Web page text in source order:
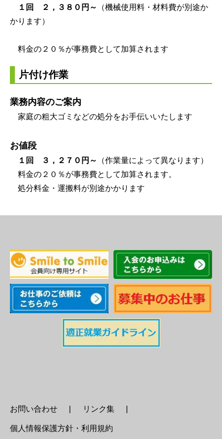
１回 ２，３ ８０円～
（機械使用料・材料費が別途か
かります）
料金の２０％が事務費として加算されます
片付け作業
業務内容のご案内
家庭の粗大ゴミなどの処分をお手伝いいたします
お値段
１回 ３，２７０円～
（作業量によって異なります）
料金の２０％が事務費として加算されます。
処分料金・運搬料が別途かかります
お問い合わせ リンク集
個人情報保護方針・利用規約